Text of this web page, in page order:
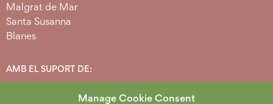
Manage Cookie Consent
Malgrat de Mar
Santa Susanna
Blanes
AMB EL SUPORT DE: